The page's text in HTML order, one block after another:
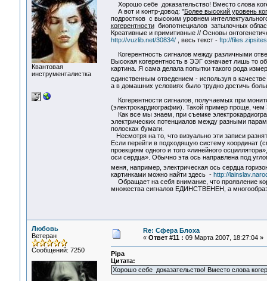
Квантовая
инструменталистка
Хорошо себе доказательство! Вместо слова
А вот и контр-довод: "Более высокий уровень
подростков с высоким уровнем
когерентностибиопотнециалов затылочных
Креативные и примитивные // Основы
http://vuzlib.net/30834/, весь текст - ftp://
Когерентность сигналов между различными
Высокая когерентность в ЭЭГ означает лишь то
картина. Я сама делала попытки такого рода
единственным отведением - используя в
а в домашних условиях было трудно достичь
Когерентности сигналов, получаемых при
(электрокардиографии). Такой пример проще,
Как все мы знаем, при съемке
электрических потенциалов между разными
полосках бумаги.
Несмотря на то, что визуально эти записи
Если перейти в подходящую систему координат
проекциям одного и того «линейного
оси сердца». Обычно эта ось направлена под
меня, например, электрическая ось сердца
картинками можно найти здесь - http://
Обращает на себя внимание, что проявление
множества сигналов ЕДИНСТВЕНЕН, а
Любовь
Ветеран
Сообщений: 7250
Re: Сфера Блоха
« Ответ #11 : 09 Марта 2007, 18:27:04 »
Pipa
Цитата:
Хорошо себе доказательство! Вместо слова